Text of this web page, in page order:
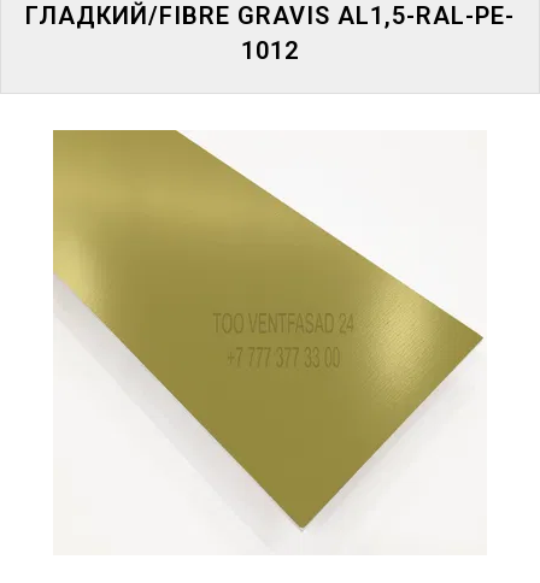
ГЛАДКИЙ/FIBRE GRAVIS AL1,5-RAL-PE-
1012